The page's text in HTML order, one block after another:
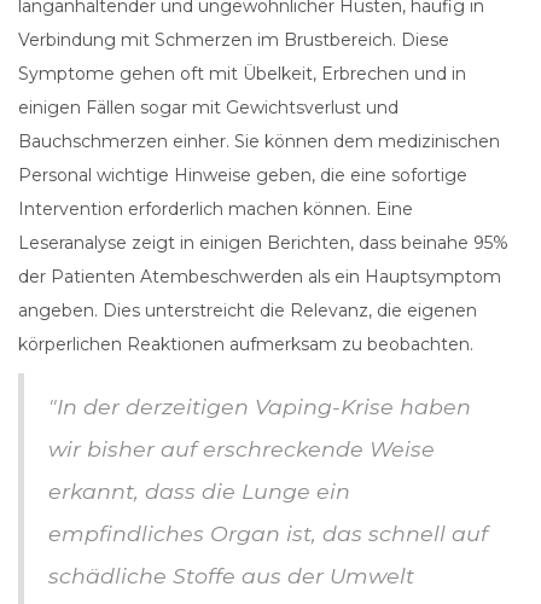
langanhaltender und ungewöhnlicher Husten, häufig in
Verbindung mit Schmerzen im Brustbereich. Diese
Symptome gehen oft mit Übelkeit, Erbrechen und in
einigen Fällen sogar mit Gewichtsverlust und
Bauchschmerzen einher. Sie können dem medizinischen
Personal wichtige Hinweise geben, die eine sofortige
Intervention erforderlich machen können. Eine
Leseranalyse zeigt in einigen Berichten, dass beinahe 95%
der Patienten Atembeschwerden als ein Hauptsymptom
angeben. Dies unterstreicht die Relevanz, die eigenen
körperlichen Reaktionen aufmerksam zu beobachten.
"In der derzeitigen Vaping-Krise haben
wir bisher auf erschreckende Weise
erkannt, dass die Lunge ein
empfindliches Organ ist, das schnell auf
schädliche Stoffe aus der Umwelt